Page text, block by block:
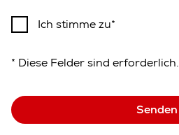
Ich stimme zu
* Diese Felder sind erforderlich.
Senden